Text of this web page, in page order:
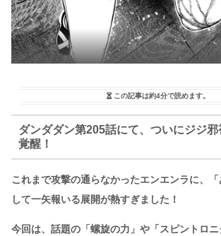
この記事は約4分で読めます。
ダンダダン第205話にて、ついにジジ
覚醒！
これまで攻撃の通らなかったエンエンラに、
して一矢報いる展開が熱すぎました！
今回は、話題の「螺旋の力」や「スピントロ